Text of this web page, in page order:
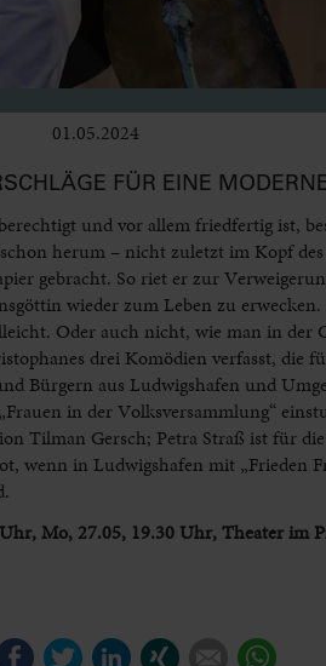
01.05.2024
FÜR EINE
und vor allem friedfertig ist,
herum – nicht zuletzt im Kopf
gebracht. So riet er zur
wieder zum Leben zu
Oder auch nicht, wie man in der
drei Komödien verfasst, die
Bürgern aus Ludwigshafen und
in der Volksversammlung“
Tilman Gersch; Petra Straß ist für
wenn in Ludwigshafen mit „Frieden
Mo, 27.05, 19.30 Uhr, Theater im
FacebookTwitterLinkedIn E-mail